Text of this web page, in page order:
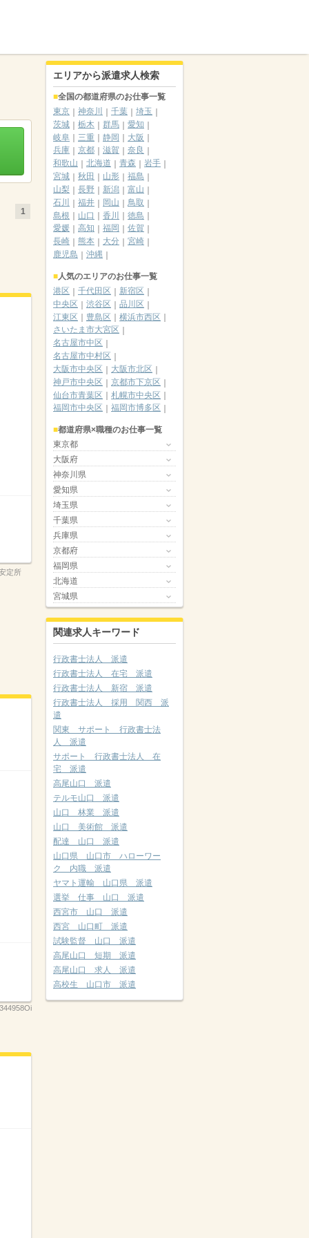
1
定所
344958Oi
エリアから派遣求人検索
全国の都道府県のお仕事一覧
東京
神奈川 千葉
埼玉
茨城
栃木 群馬
愛知
岐阜
三重 静岡
大阪
兵庫
京都 滋賀
奈良
和歌山
北海道 青森
岩手
宮城
秋田 山形
福島
山梨
長野 新潟
富山
石川
福井 岡山
鳥取
島根
山口 香川
徳島
愛媛
高知 福岡
佐賀
長崎
熊本 大分
宮崎
鹿児島
沖縄
人気のエリアのお仕事一覧
港区
千代田区
新宿区
中央区
渋谷区
品川区
江東区
豊島区
横浜市西区
さいたま市大宮区
名古屋市中区
名古屋市中村区
大阪市中央区
大阪市北区
神戸市中央区
京都市下京区
仙台市青葉区
札幌市中央区
福岡市中央区
福岡市博多区
都道府県×職種のお仕事一覧
東京都
大阪府
神奈川県
愛知県
埼玉県
千葉県
兵庫県
京都府
福岡県
北海道
宮城県
関連求人キーワード
行政書士法人 派遣
行政書士法人 在宅 派遣
行政書士法人 新宿 派遣
行政書士法人 採用 関西 派
遣
関東 サポート 行政書士法
人 派遣
サポート 行政書士法人 在
宅 派遣
高尾山口 派遣
テルモ山口 派遣
山口 林業 派遣
山口 美術館 派遣
配達 山口 派遣
山口県 山口市 ハローワー
ク 内職 派遣
ヤマト運輸 山口県 派遣
選挙 仕事 山口 派遣
西宮市 山口 派遣
西宮 山口町 派遣
試験監督 山口 派遣
高尾山口 短期 派遣
高尾山口 求人 派遣
高校生 山口市 派遣